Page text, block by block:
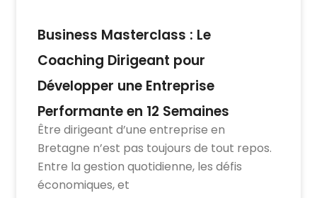
Business Masterclass : Le
Coaching Dirigeant pour
Développer une Entreprise
Performante en 12 Semaines
Être dirigeant d’une entreprise en
Bretagne n’est pas toujours de tout repos.
Entre la gestion quotidienne, les défis
économiques, et